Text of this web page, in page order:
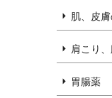
肌、皮
肩こり
胃腸薬